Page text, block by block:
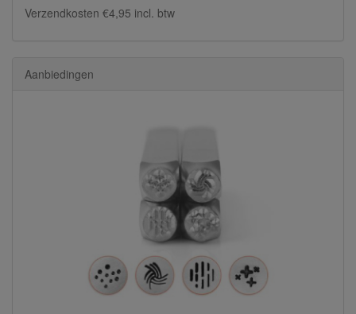
Verzendkosten €4,95 incl. btw
Aanbiedingen